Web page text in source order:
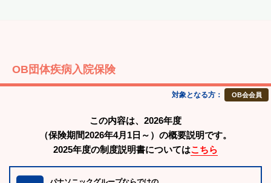
OB団体疾病入院保険
対象となる方： OB会会員
この内容は、2026年度
（保険期間2026年4月1日～）の概要説明です。
2025年度の制度説明書についてはこちら